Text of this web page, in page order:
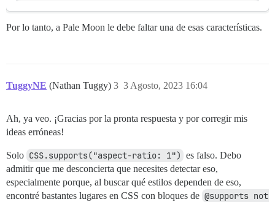
Por lo tanto, a Pale Moon le debe faltar una de esas características.
TuggyNE (Nathan Tuggy) 3 Agosto, 2023 16:04
3
Ah, ya veo. ¡Gracias por la pronta respuesta y por corregir mis
ideas erróneas!
Solo CSS.supports("aspect-ratio: 1") es falso. Debo
admitir que me desconcierta que necesites detectar eso,
especialmente porque, al buscar qué estilos dependen de eso,
encontré bastantes lugares en CSS con bloques de @supports not